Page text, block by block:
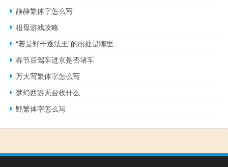
静静繁体字怎么写
祖母游戏攻略
“若是野干逐法王”的出处是哪里
春节后驾车进京是否堵车
万大写繁体字怎么写
梦幻西游天台收什么
野繁体字怎么写